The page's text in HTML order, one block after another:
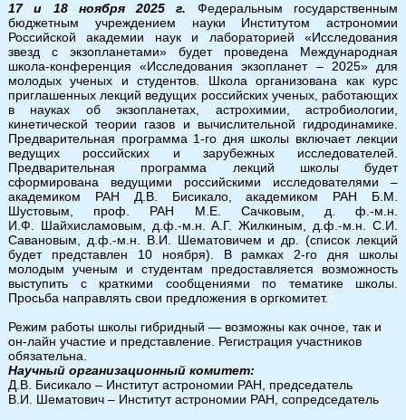
17 и 18 ноября 2025 г. Федеральным государственным
бюджетным учреждением науки Институтом астрономии
Российской академии наук и лабораторией «Исследования
звезд с экзопланетами» будет проведена Международная
школа-конференция «Исследования экзопланет – 2025» для
молодых ученых и студентов. Школа организована как курс
приглашенных лекций ведущих российских ученых, работающих
в науках об экзопланетах, астрохимии, астробиологии,
кинетической теории газов и вычислительной гидродинамике.
Предварительная программа 1-го дня школы включает лекции
ведущих российских и зарубежных исследователей.
Предварительная программа лекций школы будет
сформирована ведущими российскими исследователями –
академиком РАН Д.В. Бисикало, академиком РАН Б.М.
Шустовым, проф. РАН М.Е. Сачковым, д. ф.-м.н.
И.Ф. Шайхисламовым, д.ф.-м.н. А.Г. Жилкиным, д.ф.-м.н. С.И.
Савановым, д.ф.-м.н. В.И. Шематовичем и др. (список лекций
будет представлен 10 ноября). В рамках 2-го дня школы
молодым ученым и студентам предоставляется возможность
выступить с краткими сообщениями по тематике школы.
Просьба направлять свои предложения в оргкомитет.
Режим работы школы гибридный — возможны как очное, так и
он-лайн участие и представление. Регистрация участников
обязательна.
Научный организационный комитет:
Д.В. Бисикало – Институт астрономии РАН, председатель
В.И. Шематович – Институт астрономии РАН, сопредседатель